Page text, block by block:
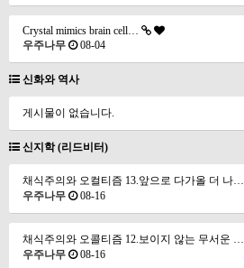
Crystal mimics brain cell…
우주나무
08-04
신화와 역사
게시물이 없습니다.
신지학 (리드비터)
채식주의와 오컬티즘 13.앞으로 다가올 더 나…
우주나무
08-16
채식주의와 오콜티즘 12.보이지 않는 무서운 …
우주나무
08-16